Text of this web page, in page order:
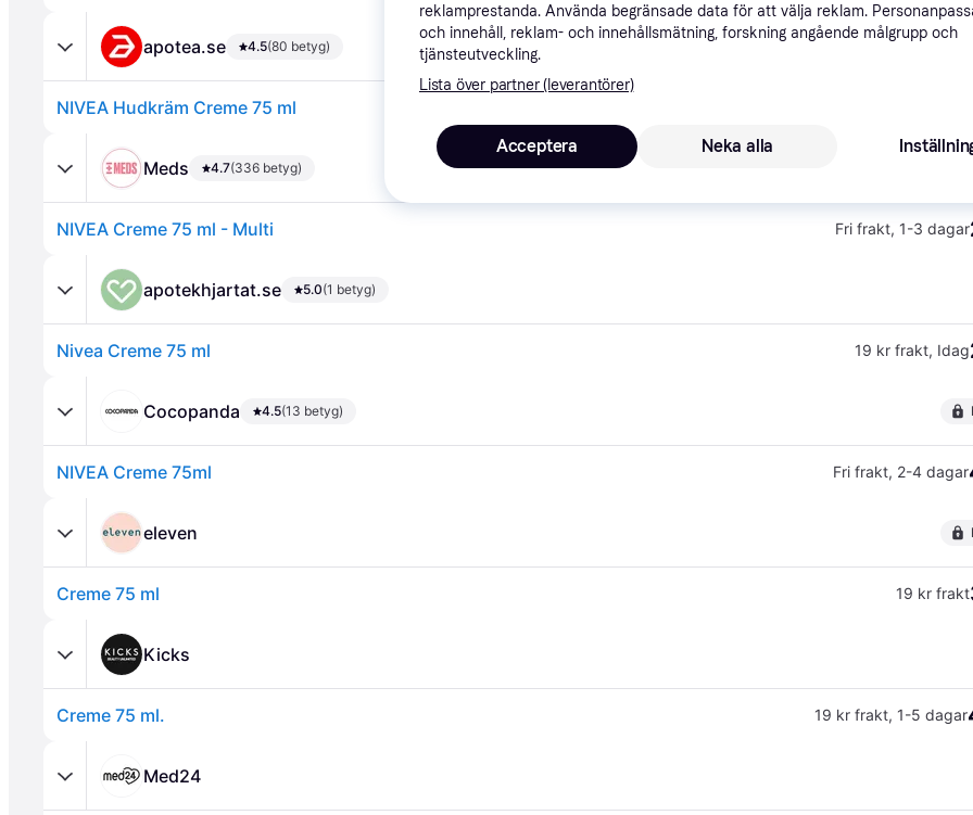
apotea.se 4.5(80 betyg)
NIVEA Hudkräm Creme 75 ml
Meds 4.7(336 betyg)
NIVEA Creme 75 ml - Multi Fri frakt, 1-3 dagar
apotekhjartat.se 5.0(1 betyg)
Nivea Creme 75 ml 19 kr frakt, Idag
Cocopanda 4.5(13 betyg)
NIVEA Creme 75ml Fri frakt, 2-4 dagar
eleven
Creme 75 ml 19 kr frakt
Kicks
Creme 75 ml. 19 kr frakt, 1-5 dagar
Med24
reklamprestanda. Använda begränsade data för att välja reklam.
och innehåll, reklam- och innehållsmätning, forskning angående målgrupp och
tjänsteutveckling.
Lista över partner (leverantörer)
Neka alla
Acceptera